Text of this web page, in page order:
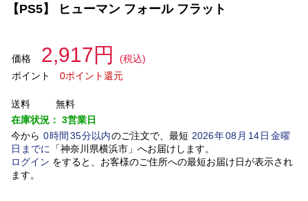
【PS5】 ヒューマン フォール フラット
価格 2,917円
(税込)
ポイント
0ポイント還元
送料
無料
在庫状況： 3営業日
今から 0時間 35分以内のご注文で、最短 2026年08 月 14日金曜
日 までに 「神奈川県横浜市」 へお届けします。
ログイン をすると、お客様のご住所への最短お届け日が表示され
ます。